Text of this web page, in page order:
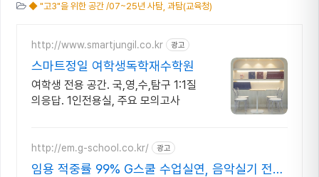
◆ "고3"을 위한 공간 /07~25년 사탐, 과탐(교육청)
http://www.smartjungil.co.kr 광고
스마트정일 여학생독학재수학원
여학생 전용 공간. 국,영,수,탐구 1:1질
의응답. 1인전용실, 주요 모의고사
http://em.g-school.co.kr/ 광고
임용 적중률 99% G스쿨 수업실연, 음악실기 전문